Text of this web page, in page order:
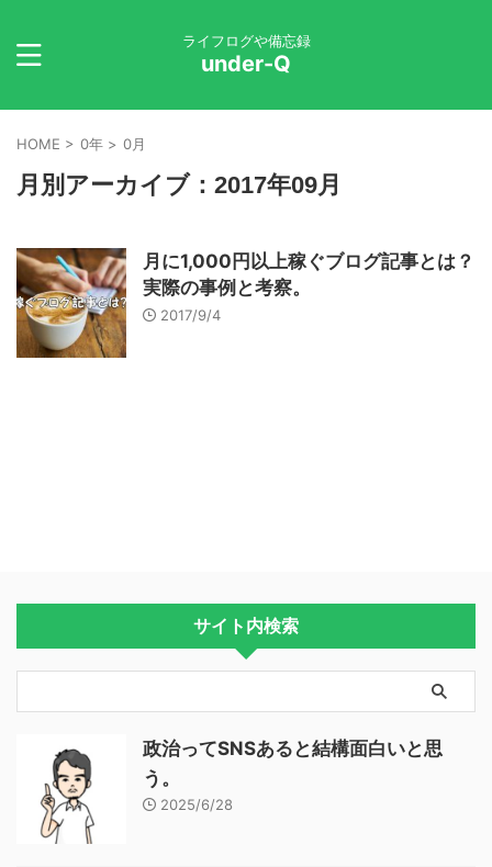
ライフログや備忘録
under-Q
HOME > 0年 > 0月
月別アーカイブ：2017年09月
月に1,000円以上稼ぐブログ記事とは？
実際の事例と考察。
2017/9/4
サイト内検索
政治ってSNSあると結構面白いと思
う。
2025/6/28